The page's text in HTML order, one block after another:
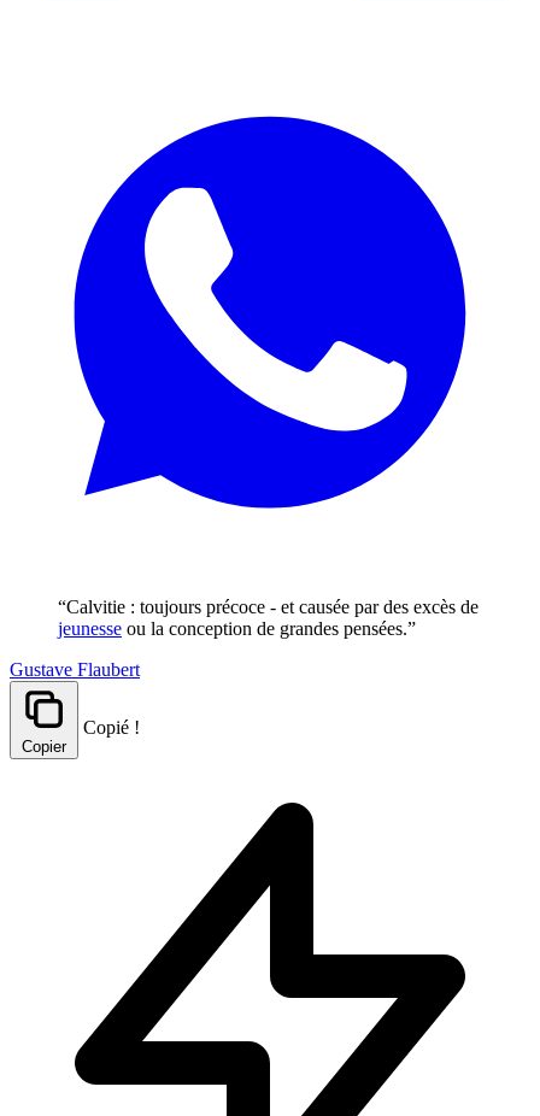
“Calvitie : toujours précoce - et causée par des excès de
jeunesse ou la conception de grandes pensées.”
Gustave Flaubert
Copier
Copié !